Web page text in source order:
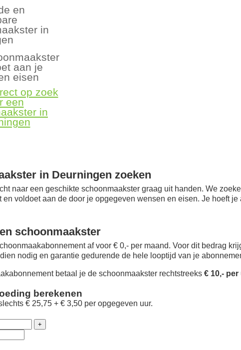
en
in
aan je
eisen
op zoek
een
in
in Deurningen zoeken
naar een geschikte schoonmaakster graag uit handen. We
en voldoet aan de door je opgegeven wensen en eisen. Je hoeft
schoonmaakster
af voor € 0,- per maand. Voor dit bedrag
nodig en garantie gedurende de hele looptijd van je
betaal je de schoonmaakster rechtstreeks € 10,- per
berekenen
€ 25,75 + € 3,50 per opgegeven uur.